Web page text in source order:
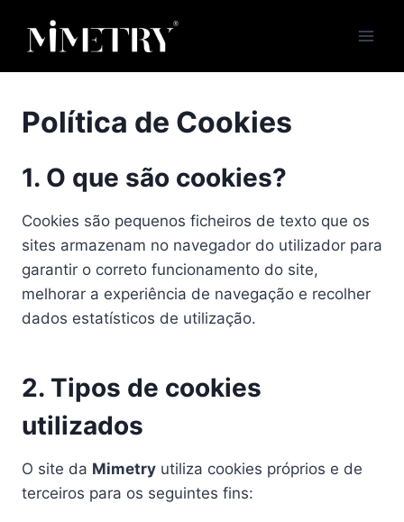
Política de Cookies
1. O que são cookies?
Cookies são pequenos ficheiros de texto que os
sites armazenam no navegador do utilizador para
garantir o correto funcionamento do site,
melhorar a experiência de navegação e recolher
dados estatísticos de utilização.
2. Tipos de cookies
utilizados
O site da Mimetry utiliza cookies próprios e de
terceiros para os seguintes fins: